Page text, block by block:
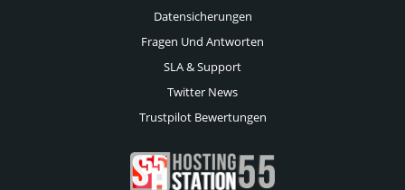
Datensicherungen
Fragen Und Antworten
SLA & Support
Twitter News
Trustpilot Bewertungen